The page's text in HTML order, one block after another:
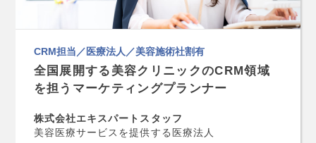
CRM担当／医療法人／美容施術社割有
全国展開する美容クリニックのCRM領域
を担うマーケティングプランナー
株式会社エキスパートスタッフ
美容医療サービスを提供する医療法人